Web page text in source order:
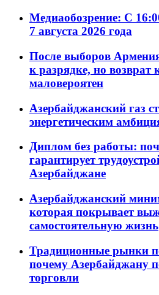
Медиаобозрение: С
7 августа 2026 года
После выборов
к разрядке, но возврат
маловероятен
Азербайджанский газ
энергетическим
Диплом без работы:
гарантирует
Азербайджане
Азербайджанский
которая покрывает
самостоятельную жизнь
Традиционные рынки
почему Азербайджану
торговли